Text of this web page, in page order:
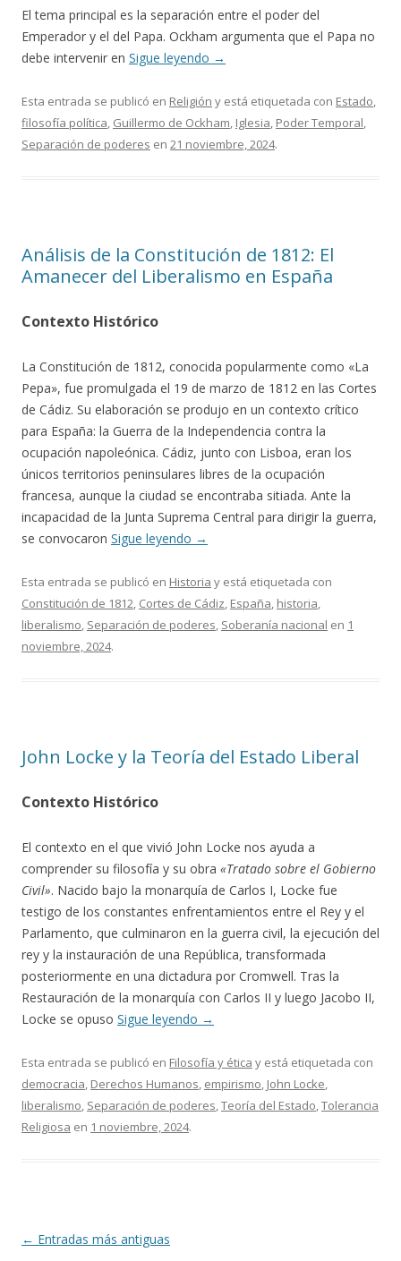
El tema principal es la separación entre el poder del
Emperador y el del Papa. Ockham argumenta que el Papa no
debe intervenir en Sigue leyendo →
Esta entrada se publicó en Religión y está etiquetada con Estado,
filosofía política, Guillermo de Ockham, Iglesia, Poder Temporal,
Separación de poderes en 21 noviembre, 2024.
Análisis de la Constitución de 1812: El
Amanecer del Liberalismo en España
Contexto Histórico
La Constitución de 1812, conocida popularmente como «La
Pepa», fue promulgada el 19 de marzo de 1812 en las Cortes
de Cádiz. Su elaboración se produjo en un contexto crítico
para España: la Guerra de la Independencia contra la
ocupación napoleónica. Cádiz, junto con Lisboa, eran los
únicos territorios peninsulares libres de la ocupación
francesa, aunque la ciudad se encontraba sitiada. Ante la
incapacidad de la Junta Suprema Central para dirigir la guerra,
se convocaron Sigue leyendo →
Esta entrada se publicó en Historia y está etiquetada con
Constitución de 1812, Cortes de Cádiz, España, historia,
liberalismo, Separación de poderes, Soberanía nacional en 1
noviembre, 2024.
John Locke y la Teoría del Estado Liberal
Contexto Histórico
El contexto en el que vivió John Locke nos ayuda a
comprender su filosofía y su obra «Tratado sobre el Gobierno
Civil». Nacido bajo la monarquía de Carlos I, Locke fue
testigo de los constantes enfrentamientos entre el Rey y el
Parlamento, que culminaron en la guerra civil, la ejecución del
rey y la instauración de una República, transformada
posteriormente en una dictadura por Cromwell. Tras la
Restauración de la monarquía con Carlos II y luego Jacobo II,
Locke se opuso Sigue leyendo →
Esta entrada se publicó en Filosofía y ética y está etiquetada con
democracia, Derechos Humanos, empirismo, John Locke,
liberalismo, Separación de poderes,Teoría del Estado,Tolerancia
Religiosa en 1 noviembre, 2024.
Navegación
← Entradas más antiguas